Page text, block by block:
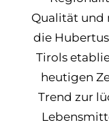
Qualität und
die
Tirols
heutigen
Trend zur